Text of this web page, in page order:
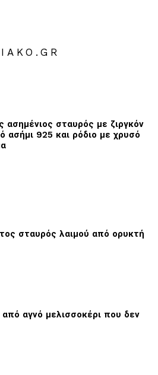
ασημένιος σταυρός με ζιργκόν
ασήμι 925 και ρόδιο με χρυσό
σταυρός λαιμού από ορυκτή
από αγνό μελισσοκέρι που δεν